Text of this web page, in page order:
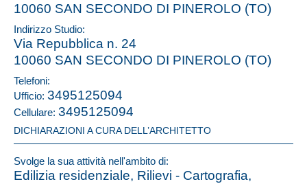
10060 SAN SECONDO DI PINEROLO (TO)
Indirizzo Studio:
Via Repubblica n. 24
10060 SAN SECONDO DI PINEROLO (TO)
Telefoni:
Ufficio: 3495125094
Cellulare: 3495125094
DICHIARAZIONI A CURA DELL’ARCHITETTO
Svolge la sua attività nell'ambito di:
Edilizia residenziale, Rilievi - Cartografia,